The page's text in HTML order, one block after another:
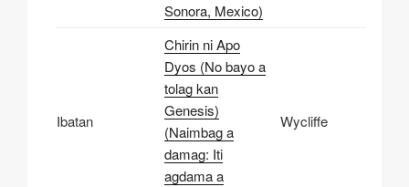
Sonora, Mexico)
Ibatan
Chirin ni Apo
Dyos (No bayo a
tolag kan
Genesis)
(Naimbag a
damag: Iti
agdama a
Wycliffe